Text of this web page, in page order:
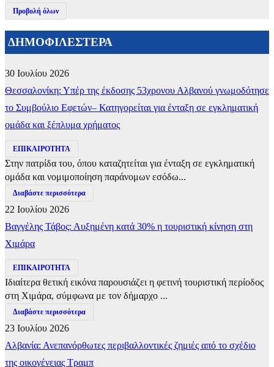
Προβολή όλων
ΔΗΜΟΦΙΛΕΣΤΕΡΑ
30 Ιουλίου 2026
Θεσσαλονίκη: Υπέρ της έκδοσης 53χρονου Αλβανού γνωμοδότησε
το Συμβούλιο Εφετών– Κατηγορείται για ένταξη σε εγκληματική
ομάδα και ξέπλυμα χρήματος
ΕΠΙΚΑΙΡΟΤΗΤΑ
Στην πατρίδα του, όπου καταζητείται για ένταξη σε εγκληματική
ομάδα και νομιμοποίηση παράνομων εσόδω...
Διαβάστε περισσότερα
22 Ιουλίου 2026
Βαγγέλης Τάβος: Αυξημένη κατά 30% η τουριστική κίνηση στη
Χιμάρα
ΕΠΙΚΑΙΡΟΤΗΤΑ
Ιδιαίτερα θετική εικόνα παρουσιάζει η φετινή τουριστική περίοδος
στη Χιμάρα, σύμφωνα με τον δήμαρχο ...
Διαβάστε περισσότερα
23 Ιουλίου 2026
Αλβανία: Ανεπανόρθωτες περιβαλλοντικές ζημιές από το σχέδιο
της οικογένειας Τραμπ